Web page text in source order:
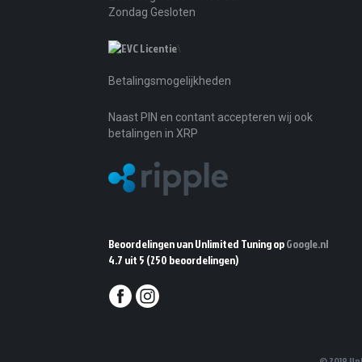
Zondag Gesloten
Betalingsmogelijkheden
Naast PIN en contant accepteren wij ook
betalingen in XRP
Beoordelingen van Unlimited Tuning opGoogle.nl
4.7 uit 5 (250 beoordelingen)